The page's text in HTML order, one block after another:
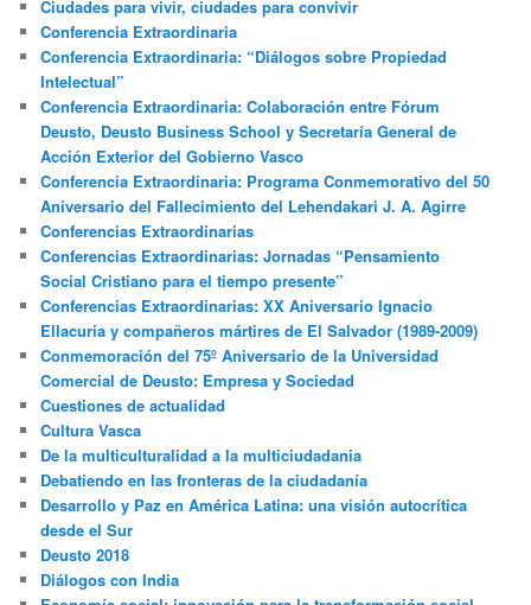
Ciudades para vivir, ciudades para convivir
Conferencia Extraordinaria
Conferencia Extraordinaria: “Diálogos sobre Propiedad
Intelectual”
Conferencia Extraordinaria: Colaboración entre Fórum
Deusto, Deusto Business School y Secretaría General de
Acción Exterior del Gobierno Vasco
Conferencia Extraordinaria: Programa Conmemorativo del 50
Aniversario del Fallecimiento del Lehendakari J. A. Agirre
Conferencias Extraordinarias
Conferencias Extraordinarias: Jornadas “Pensamiento
Social Cristiano para el tiempo presente”
Conferencias Extraordinarias: XX Aniversario Ignacio
Ellacuria y compañeros mártires de El Salvador (1989-2009)
Conmemoración del 75º Aniversario de la Universidad
Comercial de Deusto: Empresa y Sociedad
Cuestiones de actualidad
Cultura Vasca
De la multiculturalidad a la multiciudadania
Debatiendo en las fronteras de la ciudadanía
Desarrollo y Paz en América Latina: una visión autocrítica
desde el Sur
Deusto 2018
Diálogos con India